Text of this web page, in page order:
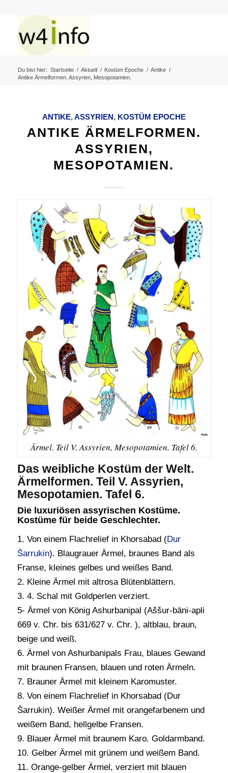
Du bist hier: Startseite / Aktuell / Kostüm Epoche / Antike /
Antike Ärmelformen. Assyrien, Mesopotamien.
ANTIKE,ASSYRIEN, KOSTÜM EPOCHE
ANTIKE ÄRMELFORMEN.
ASSYRIEN,
MESOPOTAMIEN.
Ärmel. Teil V. Assyrien, Mesopotamien. Tafel 6.
Das weibliche Kostüm der Welt.
Ärmelformen. Teil V. Assyrien,
Mesopotamien. Tafel 6.
Die luxuriösen assyrischen Kostüme.
Kostüme für beide Geschlechter.
1. Von einem Flachrelief in Khorsabad (Dur
Šarrukin). Blaugrauer Ärmel, braunes Band als
Franse, kleines gelbes und weißes Band.
2. Kleine Ärmel mit altrosa Blütenblättern.
3. 4. Schal mit Goldperlen verziert.
5- Ärmel von König Ashurbanipal (Aššur-bāni-apli
669 v. Chr. bis 631/627 v. Chr. ), altblau, braun,
beige und weiß.
6. Ärmel von Ashurbanipals Frau, blaues Gewand
mit braunen Fransen, blauen und roten Ärmeln.
7. Brauner Ärmel mit kleinem Karomuster.
8. Von einem Flachrelief in Khorsabad (Dur
Šarrukin). Weißer Ärmel mit orangefarbenem und
weißem Band, hellgelbe Fransen.
9. Blauer Ärmel mit braunem Karo. Goldarmband.
10. Gelber Ärmel mit grünem und weißem Band.
11. Orange-gelber Ärmel, verziert mit blauen